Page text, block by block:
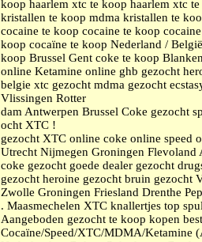
koop haarlem xtc te koop haarlem xtc
kristallen te koop mdma kristallen te
cocaine te koop cocaine te koop
koop cocaïne te koop Nederland /
koop Brussel Gent coke te koop
online Ketamine online ghb gezocht
belgie xtc gezocht mdma gezocht
Vlissingen Rotter
dam Antwerpen Brussel Coke gezocht
ocht XTC !
gezocht XTC online coke online speed
Utrecht Nijmegen Groningen Flevoland
coke gezocht goede dealer gezocht
gezocht heroine gezocht bruin gezocht
Zwolle Groningen Friesland Drenthe
. Maasmechelen XTC knallertjes top
Aangeboden gezocht te koop kopen
Cocaïne/Speed/XTC/MDMA/Ketamine